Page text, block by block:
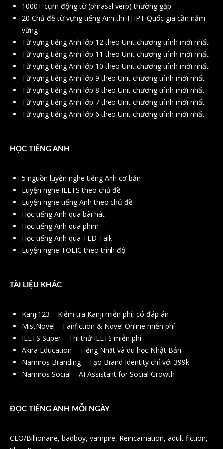
1000+ cụm động từ (phrasal verb) thường gặp
20 Chủ đề từ vựng tiếng Anh thi THPT Quốc gia cần nắm
vững
Từ vựng tiếng Anh lớp 12 theo Unit chương trình mới nhất
Từ vựng tiếng Anh lớp 11 theo Unit chương trình mới nhất
Từ vựng tiếng Anh lớp 10 theo Unit chương trình mới nhất
Từ vựng tiếng Anh lớp 9 theo Unit chương trình mới nhất
Từ vựng tiếng Anh lớp 8 theo Unit chương trình mới nhất
Từ vựng tiếng Anh lớp 7 theo Unit chương trình mới nhất
Từ vựng tiếng Anh lớp 6 theo Unit chương trình mới nhất
HỌC TIẾNG ANH
5 nguồn luyện nghe tiếng Anh cơ bản
Luyện nghe IELTS theo chủ đề
Luyện nghe tiếng Anh theo chủ đề
Học tiếng Anh qua bài hát
Học tiếng Anh qua phim
Học tiếng Anh qua TED Talk
Luyện nghe TOEIC theo trình độ
TÀI LIỆU KHÁC
Kanji123 – Kiểm tra Kanji miễn phí, có đáp án
MistNovel – Fanfiction & Novel Online miễn phí
IELTS Super – Thi thử IELTS miễn phí
Akira Education – Tiếng Nhật và du học Nhật Bản
Namiros Branding – Tạo Brand Identity chỉ với 399k
Namiros Social – AI Assistant for Social Growth
ĐỌC TIẾNG ANH MỖI NGÀY
CEO/Billionaire, badboy, vampire, Reincarnation, adult fiction,